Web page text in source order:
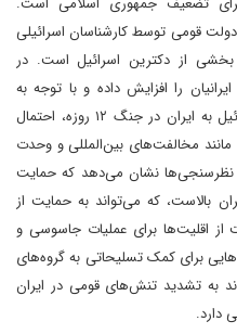
قومی توسط کارشناسان اسرائیلی
از دکترین اسرائیل است. در
را افزایش داده و با توجه به
تنش‌های مداوم، مانند حملات اخیر اسرائیل به ایران در جنگ ۱۲ روزه، احتمال
مانند مخالفت‌های بین‌المللی و وحدت
نظرسنجی‌ها نشان می‌دهد که حمایت
بالاست، که می‌تواند به حمایت از
اقلیت‌ها برای عملیات جاسوسی و
برای کمک تسلیحاتی به گروه‌های
به تشدید تنش‌های قومی در ایران
دارد.